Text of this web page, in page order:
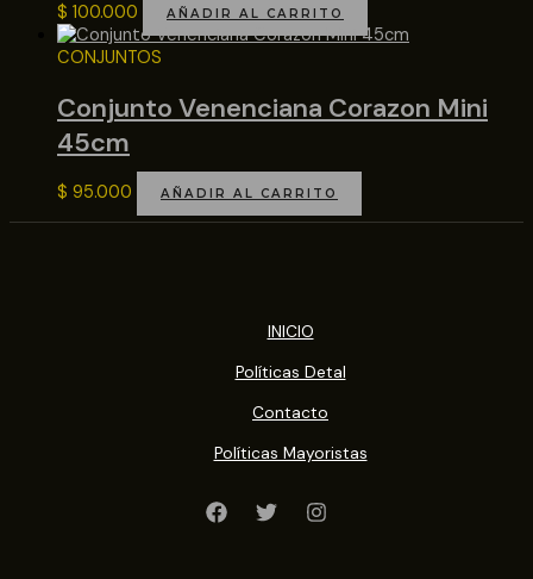
$ 100.000 AÑADIR AL CARRITO
CONJUNTOS
Conjunto Venenciana Corazon Mini
45cm
$ 95.000 AÑADIR AL CARRITO
INICIO
Políticas Detal
Contacto
Políticas Mayoristas